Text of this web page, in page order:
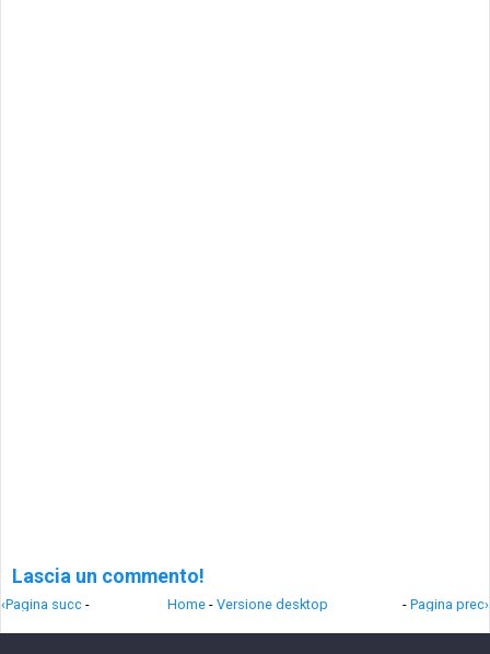
Lascia un commento!
‹Pagina succ - - Pagina prec›
Home - Versione desktop